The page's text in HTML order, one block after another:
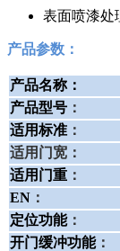
表面喷漆处
产品参数：
产品名称：
产品型号 ：
适用标准 ：
适用门宽：
适用门重 ：
EN ：
定位功能：
开门缓冲功能：